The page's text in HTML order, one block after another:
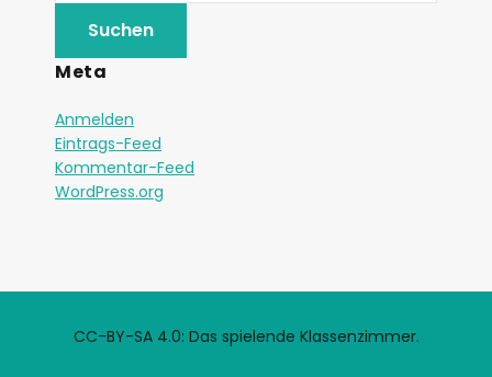
Meta
Anmelden
Eintrags-Feed
Kommentar-Feed
WordPress.org
CC-BY-SA 4.0: Das spielende Klassenzimmer.